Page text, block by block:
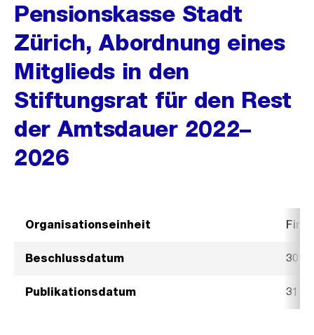
Pensionskasse Stadt
Zürich, Abordnung eines
Mitglieds in den
Stiftungsrat für den Rest
der Amtsdauer 2022–
2026
Organisationseinheit
Beschlussdatum 30.
Publikationsdatum 31.